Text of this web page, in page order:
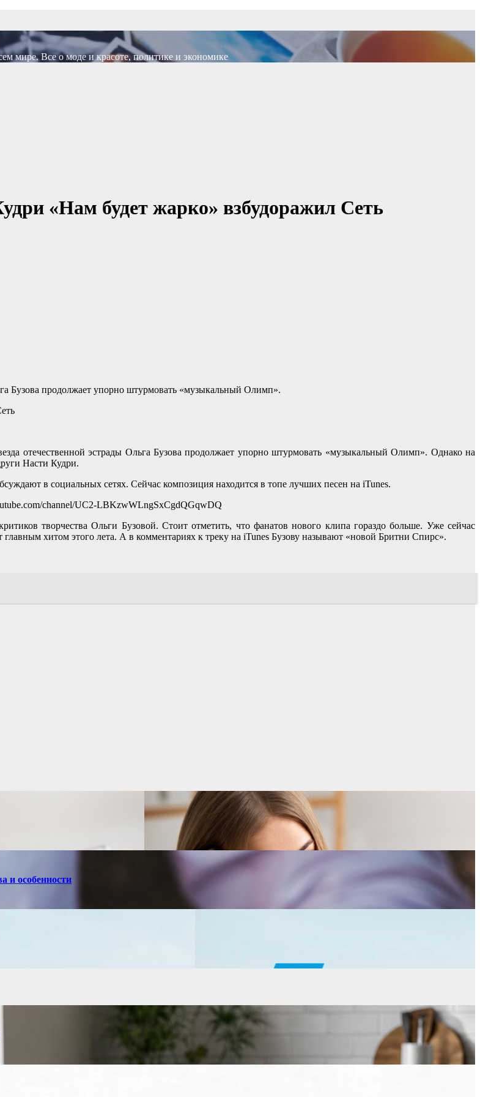
мире. Все о моде и красоте, политике и экономике
«Нам будет жарко» взбудоражил Сеть
Бузова продолжает упорно штурмовать «музыкальный Олимп».
отечественной эстрады Ольга Бузова продолжает упорно штурмовать «музыкальный Олимп». Однако на
Насти Кудри.
в социальных сетях. Сейчас композиция находится в топе лучших песен на iTunes.
channel/UC2-LBKzwWLngSxCgdQGqwDQ
творчества Ольги Бузовой. Стоит отметить, что фанатов нового клипа гораздо больше. Уже сейчас
хитом этого лета. А в комментариях к треку на iTunes Бузову называют «новой Бритни Спирс».
и особенности